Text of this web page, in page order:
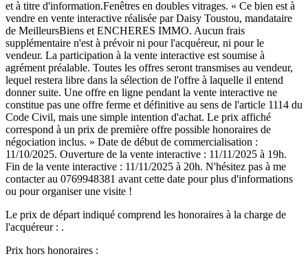
et à titre d'information.Fenêtres en doubles vitrages. « Ce bien est à
vendre en vente interactive réalisée par Daisy Toustou, mandataire
de MeilleursBiens et ENCHERES IMMO. Aucun frais
supplémentaire n'est à prévoir ni pour l'acquéreur, ni pour le
vendeur. La participation à la vente interactive est soumise à
agrément préalable. Toutes les offres seront transmises au vendeur,
lequel restera libre dans la sélection de l'offre à laquelle il entend
donner suite. Une offre en ligne pendant la vente interactive ne
constitue pas une offre ferme et définitive au sens de l'article 1114 du
Code Civil, mais une simple intention d'achat. Le prix affiché
correspond à un prix de première offre possible honoraires de
négociation inclus. » Date de début de commercialisation :
11/10/2025. Ouverture de la vente interactive : 11/11/2025 à 19h.
Fin de la vente interactive : 11/11/2025 à 20h. N'hésitez pas à me
contacter au 0769948381 avant cette date pour plus d'informations
ou pour organiser une visite !
Le prix de départ indiqué comprend les honoraires à la charge de
l'acquéreur : .
Prix hors honoraires :